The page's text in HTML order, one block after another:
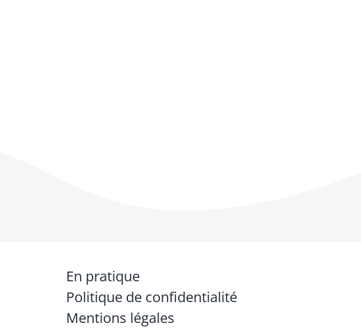
En pratique
Politique de confidentialité
Mentions légales